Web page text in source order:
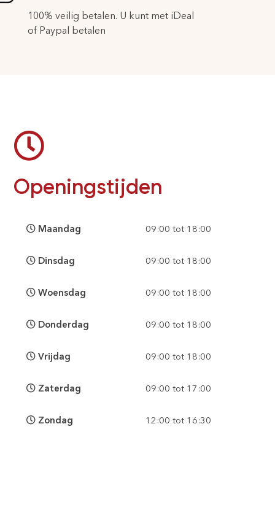
100% veilig betalen. U kunt met iDeal
of Paypal betalen
Openingstijden
Maandag 09:00 tot 18:00
Dinsdag 09:00 tot 18:00
Woensdag 09:00 tot 18:00
Donderdag 09:00 tot 18:00
Vrijdag 09:00 tot 18:00
Zaterdag 09:00 tot 17:00
Zondag 12:00 tot 16:30